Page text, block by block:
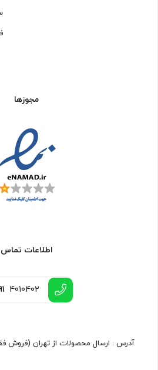
مجوزها
اطلاعات تماس
4010402
آدرس : ارسال محصولات از تهران